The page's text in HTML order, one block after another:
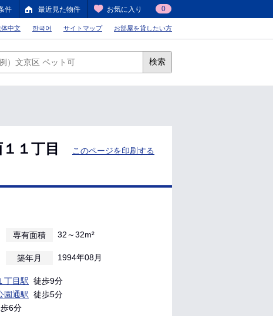
件 最近見た物件 お気に入り 0
体中文 한국어 サイトマップ お部屋を貸したい方
検索
１丁目
このページを印刷する
専有面積 32～32m²
築年月 1994年08月
丁目駅 徒歩9分
園通駅 徒歩5分
6分